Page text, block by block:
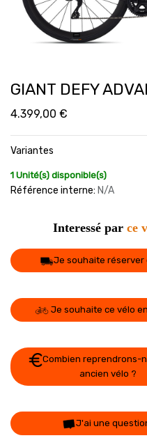
GIANT DEFY
4.399,00 €
Variantes
1 Unité(s) disponible(s)
Référence interne: N/A
Interessé par ce
Je souhaite réserver
Je souhaite ce vélo
Combien reprendrons-
ancien vélo ?
J'ai une